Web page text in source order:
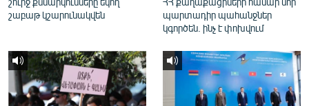
շաբաթ կշարունակվեն
պարտադիր պահանջներ
կգործեն. ինչ է փոխվում